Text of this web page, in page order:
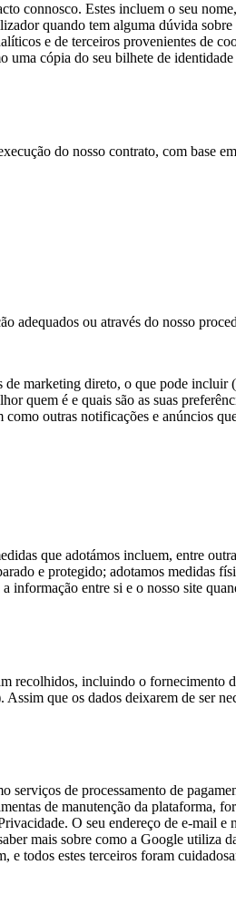
connosco. Estes incluem o seu
quando tem alguma dúvida
e de terceiros provenientes de
cópia do seu bilhete de
do nosso contrato, com base
adequados ou através do nosso
marketing direto, o que pode incluir
quem é e quais são as suas
outras notificações e anúncios
que adotámos incluem, entre
e protegido; adotamos medidas
entre si e o nosso site
recolhidos, incluindo o fornecimento
que os dados deixarem de ser
serviços de processamento de
de manutenção da plataforma,
O seu endereço de e-mail
mais sobre como a Google utiliza
todos estes terceiros foram